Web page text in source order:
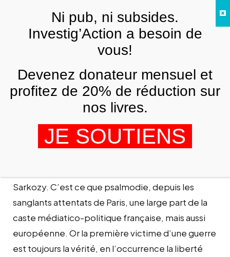
Bienvenue chez Orwell
PIERRE LÉVY 18 FÉVRIER 2015
Sarkozy. C’est ce que psalmodie, depuis les
sanglants attentats de Paris, une large part de la
caste médiatico-politique française, mais aussi
européenne. Or la première victime d’une guerre
est toujours la vérité, en l’occurrence la liberté
ANALYSES ET TÉMOIGNAGES
FRNi pub, ni subsides.
Investig’Action a besoin de
vous!
Devenez donateur mensuel et
profitez de 20% de réduction sur
nos livres.
JE SOUTIENS